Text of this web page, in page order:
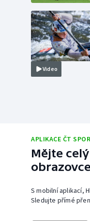
Video
APLIKACE ČT
Mějte
S mobilní aplikací,
Sledujte přímé